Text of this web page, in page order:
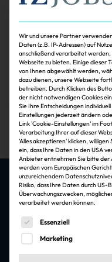
Ed Siskind, Gründer und CEO
Rolle des European Chair
auf Anne Kavanagh.
Ulrich Schüppler 03.06.2026
Die besten Jobs &
Immobilienbranche
Wir und unsere Partner
Daten (z.B. IP-Adressen) auf
anschließend verarbeitet werden,
Webseite zu bieten. Einige dieser
von Ihnen abgewählt werden,
dazu dienen, unsere Webseite
betreiben. Durch Klicken des
der nicht notwendigen Cookies
Sie Ihre Entscheidungen
Einstellungen jederzeit ändern
Link 'Cookie-Einstellungen' im
Verarbeitung Ihrer auf dieser
'Alles akzeptieren' klicken, willigen
ein, dass Ihre Daten in den USA
Anbieter entnehmen Sie bitte der
werden vom Europäischen
unzureichendem
Risiko, dass Ihre Daten durch US-
Überwachungszwecken,
verarbeitet werden können.
Es folgt eine Liste
Essenziell
Marketing